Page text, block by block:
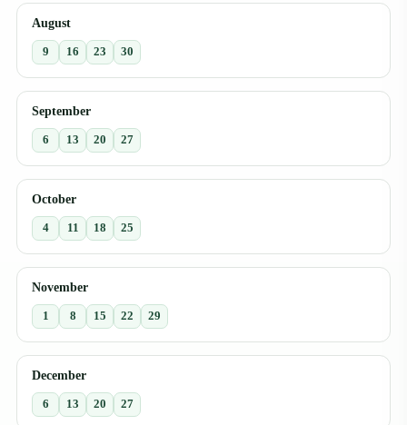
August
9 16 23 30
September
6 13 20 27
October
4 11 18 25
November
1 8 15 22 29
December
6 13 20 27